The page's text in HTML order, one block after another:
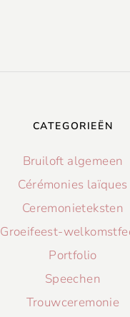
CATEGORIEËN
Bruiloft algemeen
Cérémonies laïques
Ceremonieteksten
Groeifeest-
Portfolio
Speechen
Trouwceremonie